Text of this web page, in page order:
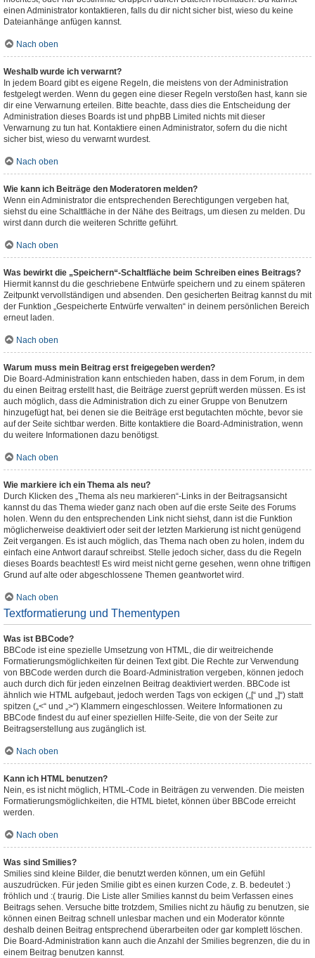
einen Administrator kontaktieren, falls du dir nicht sicher bist, wieso du keine
Dateianhänge anfügen kannst.
Nach oben
Weshalb wurde ich verwarnt?
In jedem Board gibt es eigene Regeln, die meistens von der Administration
festgelegt werden. Wenn du gegen eine dieser Regeln verstoßen hast, kann sie
dir eine Verwarnung erteilen. Bitte beachte, dass dies die Entscheidung der
Administration dieses Boards ist und phpBB Limited nichts mit dieser
Verwarnung zu tun hat. Kontaktiere einen Administrator, sofern du die nicht
sicher bist, wieso du verwarnt wurdest.
Nach oben
Wie kann ich Beiträge den Moderatoren melden?
Wenn ein Administrator die entsprechenden Berechtigungen vergeben hat,
siehst du eine Schaltfläche in der Nähe des Beitrags, um diesen zu melden. Du
wirst dann durch die weiteren Schritte geführt.
Nach oben
Was bewirkt die „Speichern“-Schaltfläche beim Schreiben eines Beitrags?
Hiermit kannst du die geschriebene Entwürfe speichern und zu einem späteren
Zeitpunkt vervollständigen und absenden. Den gesicherten Beitrag kannst du mit
der Funktion „Gespeicherte Entwürfe verwalten“ in deinem persönlichen Bereich
erneut laden.
Nach oben
Warum muss mein Beitrag erst freigegeben werden?
Die Board-Administration kann entschieden haben, dass in dem Forum, in dem
du einen Beitrag erstellt hast, die Beiträge zuerst geprüft werden müssen. Es ist
auch möglich, dass die Administration dich zu einer Gruppe von Benutzern
hinzugefügt hat, bei denen sie die Beiträge erst begutachten möchte, bevor sie
auf der Seite sichtbar werden. Bitte kontaktiere die Board-Administration, wenn
du weitere Informationen dazu benötigst.
Nach oben
Wie markiere ich ein Thema als neu?
Durch Klicken des „Thema als neu markieren“-Links in der Beitragsansicht
kannst du das Thema wieder ganz nach oben auf die erste Seite des Forums
holen. Wenn du den entsprechenden Link nicht siehst, dann ist die Funktion
möglicherweise deaktiviert oder seit der letzten Markierung ist nicht genügend
Zeit vergangen. Es ist auch möglich, das Thema nach oben zu holen, indem du
einfach eine Antwort darauf schreibst. Stelle jedoch sicher, dass du die Regeln
dieses Boards beachtest! Es wird meist nicht gerne gesehen, wenn ohne triftigen
Grund auf alte oder abgeschlossene Themen geantwortet wird.
Nach oben
Textformatierung und Thementypen
Was ist BBCode?
BBCode ist eine spezielle Umsetzung von HTML, die dir weitreichende
Formatierungsmöglichkeiten für deinen Text gibt. Die Rechte zur Verwendung
von BBCode werden durch die Board-Administration vergeben, können jedoch
auch durch dich für jeden einzelnen Beitrag deaktiviert werden. BBCode ist
ähnlich wie HTML aufgebaut, jedoch werden Tags von eckigen („[“ und „]“) statt
spitzen („<“ und „>“) Klammern eingeschlossen. Weitere Informationen zu
BBCode findest du auf einer speziellen Hilfe-Seite, die von der Seite zur
Beitragserstellung aus zugänglich ist.
Nach oben
Kann ich HTML benutzen?
Nein, es ist nicht möglich, HTML-Code in Beiträgen zu verwenden. Die meisten
Formatierungsmöglichkeiten, die HTML bietet, können über BBCode erreicht
werden.
Nach oben
Was sind Smilies?
Smilies sind kleine Bilder, die benutzt werden können, um ein Gefühl
auszudrücken. Für jeden Smilie gibt es einen kurzen Code, z. B. bedeutet :)
fröhlich und :( traurig. Die Liste aller Smilies kannst du beim Verfassen eines
Beitrags sehen. Versuche bitte trotzdem, Smilies nicht zu häufig zu benutzen, sie
können einen Beitrag schnell unlesbar machen und ein Moderator könnte
deshalb deinen Beitrag entsprechend überarbeiten oder gar komplett löschen.
Die Board-Administration kann auch die Anzahl der Smilies begrenzen, die du in
einem Beitrag benutzen kannst.